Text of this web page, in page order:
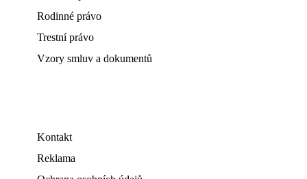
Rodinné právo
Trestní právo
Vzory smluv a dokumentů
Kontakt
Reklama